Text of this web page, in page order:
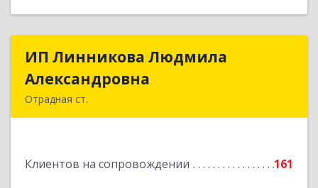
ИП Линникова Людмила
Александровна
Отрадная ст.
Клиентов на сопровождении 161
ИП Линникова Людмила
Подробнее